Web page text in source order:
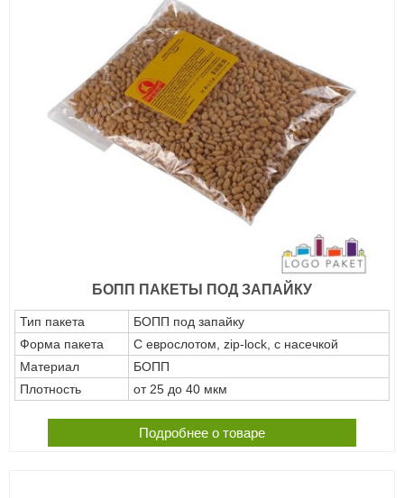
БОПП ПАКЕТЫ ПОД ЗАПАЙКУ
Тип пакета
БОПП под запайку
Форма пакета
С еврослотом, zip-lock, с насечкой
Материал
БОПП
Плотность
от 25 до 40 мкм
Подробнее о товаре